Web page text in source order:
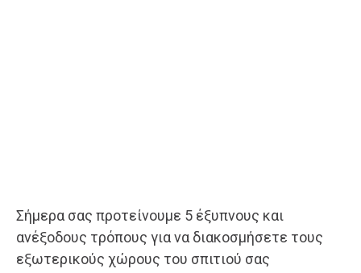
Σήμερα σας προτείνουμε 5 έξυπνους και
ανέξοδους τρόπους για να διακοσμήσετε τους
εξωτερικούς χώρους του σπιτιού σας